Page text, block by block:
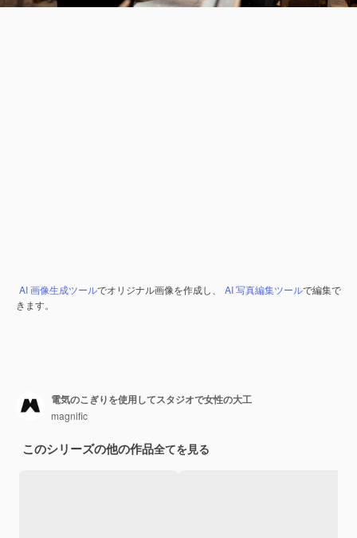
AI 画像生成ツールでオリジナル画像を作成し、 AI 写真編集ツールで編集で
きます。
電気のこぎりを使用してスタジオで女性の大工
magnific
このシリーズの他の作品全てを見る